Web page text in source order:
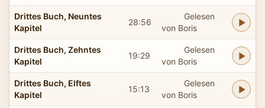
Drittes Buch, Neuntes
Kapitel
28:56
Gelesen
von Boris
Drittes Buch, Zehntes
Kapitel
19:29
Gelesen
von Boris
Drittes Buch, Elftes
Kapitel
15:13
Gelesen
von Boris